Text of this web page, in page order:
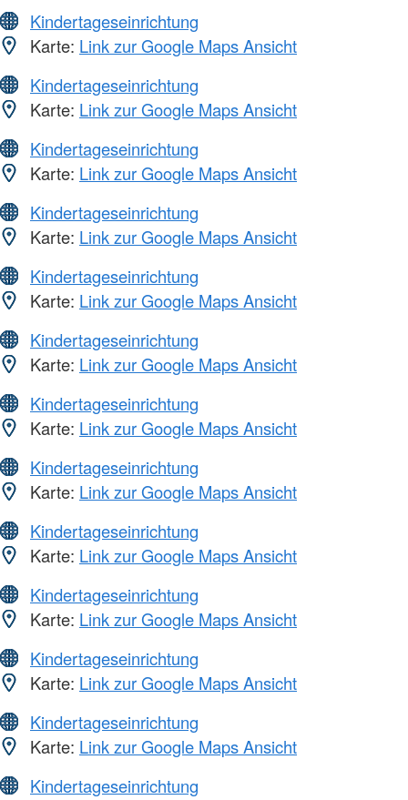
Kindertageseinrichtung
Karte: Link zur Google Maps Ansicht
Kindertageseinrichtung
Karte: Link zur Google Maps Ansicht
Kindertageseinrichtung
Karte: Link zur Google Maps Ansicht
Kindertageseinrichtung
Karte: Link zur Google Maps Ansicht
Kindertageseinrichtung
Karte: Link zur Google Maps Ansicht
Kindertageseinrichtung
Karte: Link zur Google Maps Ansicht
Kindertageseinrichtung
Karte: Link zur Google Maps Ansicht
Kindertageseinrichtung
Karte: Link zur Google Maps Ansicht
Kindertageseinrichtung
Karte: Link zur Google Maps Ansicht
Kindertageseinrichtung
Karte: Link zur Google Maps Ansicht
Kindertageseinrichtung
Karte: Link zur Google Maps Ansicht
Kindertageseinrichtung
Karte: Link zur Google Maps Ansicht
Kindertageseinrichtung